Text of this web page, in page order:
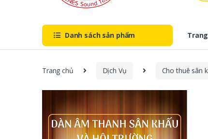
f
Danh sách sản phẩm
Trang chủ Dịch Vụ Cho thuê sân